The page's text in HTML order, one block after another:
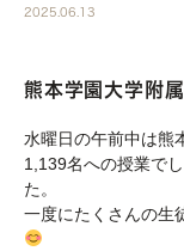
2025.06.13
熊本学園大学附
水曜日の午前中は熊
1,139名への授業で
た。
一度にたくさんの生